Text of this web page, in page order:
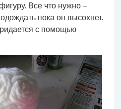
Все что нужно –
пока он высохнет.
с помощью